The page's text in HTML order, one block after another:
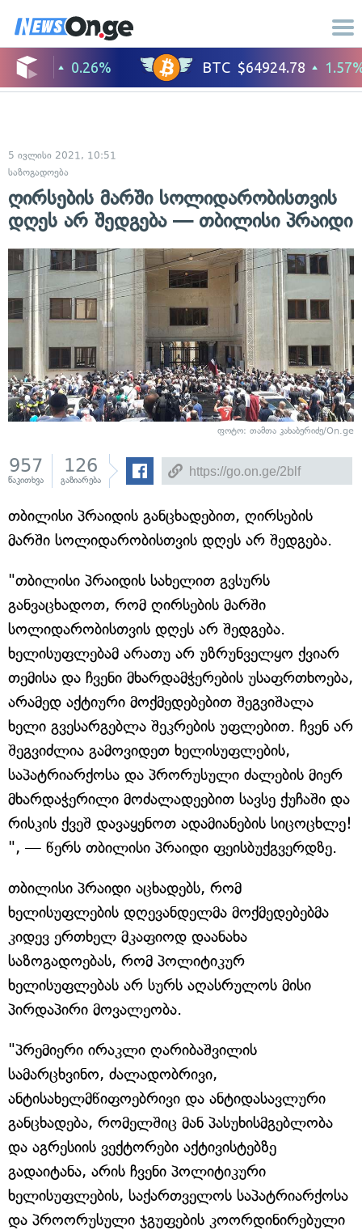
5 ივლისი 2021, 10:51
საზოგადოება
ღირსების მარში სოლიდარობისთვის
დღეს არ შედგება — თბილისი პრაიდი
ფოტო: თამთა კახაბერიძე/On.ge
957
წაკითხვა
126
გაზიარება
თბილისი პრაიდის განცხადებით, ღირსების
მარში სოლიდარობისთვის დღეს არ შედგება.
"თბილისი პრაიდის სახელით გვსურს
განვაცხადოთ, რომ ღირსების მარში
სოლიდარობისთვის დღეს არ შედგება.
ხელისუფლებამ არათუ არ უზრუნველყო ქვიარ
თემისა და ჩვენი მხარდამჭერების უსაფრთხოება,
არამედ აქტიური მოქმედებებით შეგვიშალა
ხელი გვესარგებლა შეკრების უფლებით. ჩვენ არ
შეგვიძლია გამოვიდეთ ხელისუფლების,
საპატრიარქოსა და პრორუსული ძალების მიერ
მხარდაჭერილი მოძალადეებით სავსე ქუჩაში და
რისკის ქვეშ დავაყენოთ ადამიანების სიცოცხლე!
", — წერს თბილისი პრაიდი ფეისბუქგვერდზე.
თბილისი პრაიდი აცხადებს, რომ
ხელისუფლების დღევანდელმა მოქმედებებმა
კიდევ ერთხელ მკაფიოდ დაანახა
საზოგადოებას, რომ პოლიტიკურ
ხელისუფლებას არ სურს აღასრულოს მისი
პირდაპირი მოვალეობა.
"პრემიერი ირაკლი ღარიბაშვილის
სამარცხვინო, ძალადობრივი,
ანტისახელმწიფოებრივი და ანტიდასავლური
განცხადება, რომელშიც მან პასუხისმგებლობა
და აგრესიის ვექტორები აქტივისტებზე
გადაიტანა, არის ჩვენი პოლიტიკური
ხელისუფლების, საქართველოს საპატრიარქოსა
და პროორუსული ჯგუფების კოორდინირებული